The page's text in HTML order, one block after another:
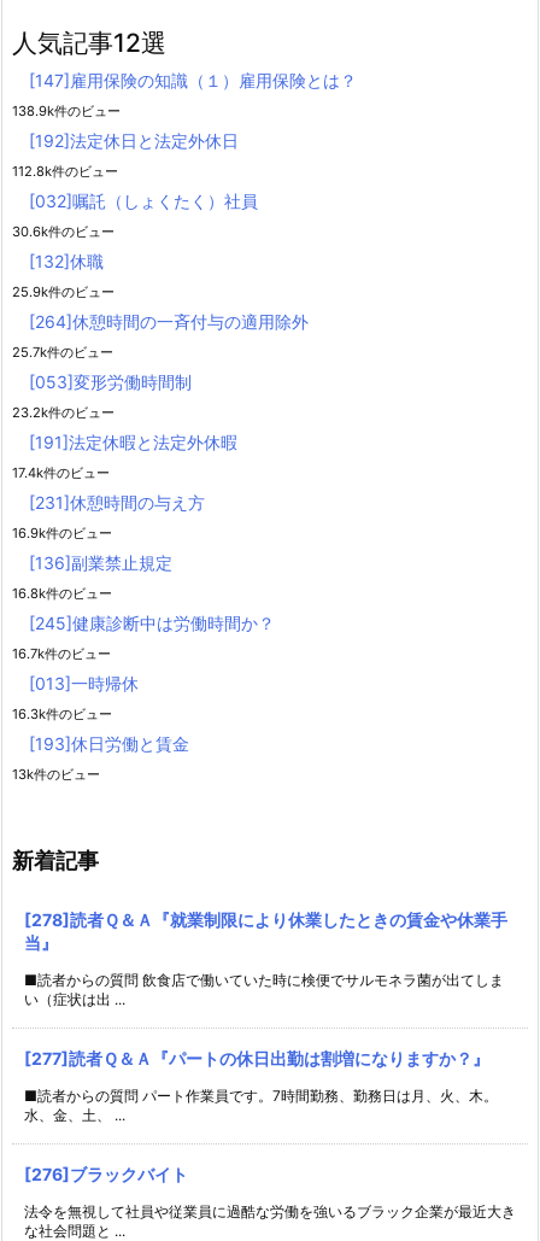
人気記事12選
[147]雇用保険の知識（１）雇用保険とは？
138.9k件のビュー
[192]法定休日と法定外休日
112.8k件のビュー
[032]嘱託（しょくたく）社員
30.6k件のビュー
[132]休職
25.9k件のビュー
[264]休憩時間の一斉付与の適用除外
25.7k件のビュー
[053]変形労働時間制
23.2k件のビュー
[191]法定休暇と法定外休暇
17.4k件のビュー
[231]休憩時間の与え方
16.9k件のビュー
[136]副業禁止規定
16.8k件のビュー
[245]健康診断中は労働時間か？
16.7k件のビュー
[013]一時帰休
16.3k件のビュー
[193]休日労働と賃金
13k件のビュー
新着記事
[278]読者Ｑ＆Ａ『就業制限により休業したときの賃金や休業手
当』
■読者からの質問 飲食店で働いていた時に検便でサルモネラ菌が出てしま
い（症状は出 ...
[277]読者Ｑ＆Ａ『パートの休日出勤は割増になりますか？』
■読者からの質問 パート作業員です。7時間勤務、勤務日は月、火、木。
水、金、土、 ...
[276]ブラックバイト
法令を無視して社員や従業員に過酷な労働を強いるブラック企業が最近大き
な社会問題と ...